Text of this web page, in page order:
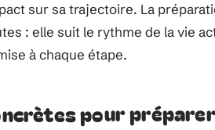
sur sa trajectoire. La
: elle suit le rythme de la vie
à chaque étape.
pour